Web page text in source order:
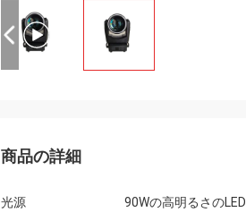
商品の詳細
光源 90Wの高明るさのLED